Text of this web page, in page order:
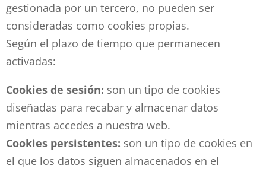
gestionada por un tercero, no pueden ser
consideradas como cookies propias.
Según el plazo de tiempo que permanecen
activadas:
Cookies de sesión: son un tipo de cookies
diseñadas para recabar y almacenar datos
mientras accedes a nuestra web.
Cookies persistentes: son un tipo de cookies en
el que los datos siguen almacenados en el